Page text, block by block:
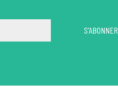
S'ABONNER